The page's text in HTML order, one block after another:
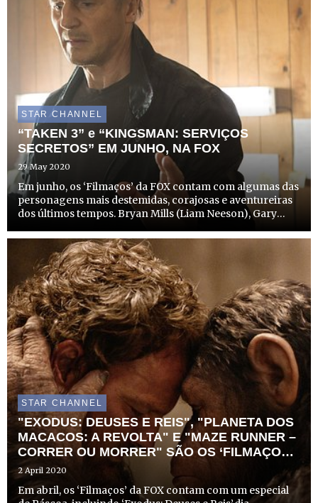
STAR CHANNEL
“TAKEN 3” e “KINGSMAN: SERVIÇOS
SECRETOS” EM JUNHO, NA FOX
29 May 2020
Em junho, os ‘Filmaços’ da FOX contam com algumas das
personagens mais destemidas, corajosas e aventureiras
dos últimos tempos. Bryan Mills (Liam Neeson), Gary
(Colin Firth) estarão na FOX, , às 21h20, nos filmes
‘Taken...
STAR CHANNEL
"EXODUS: DEUSES E REIS", "PLANETA DOS
MACACOS: A REVOLTA" E "MAZE RUNNER –
CORRER OU MORRER" SÃO OS ‘FILMAÇOS’
DA FOX EM ABRIL
2 April 2020
Em abril, os ‘Filmaços’ da FOX contam com um especial